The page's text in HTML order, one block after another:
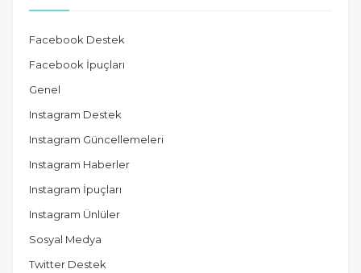
Facebook Destek
Facebook İpuçları
Genel
Instagram Destek
Instagram Güncellemeleri
Instagram Haberler
Instagram İpuçları
Instagram Ünlüler
Sosyal Medya
Twitter Destek